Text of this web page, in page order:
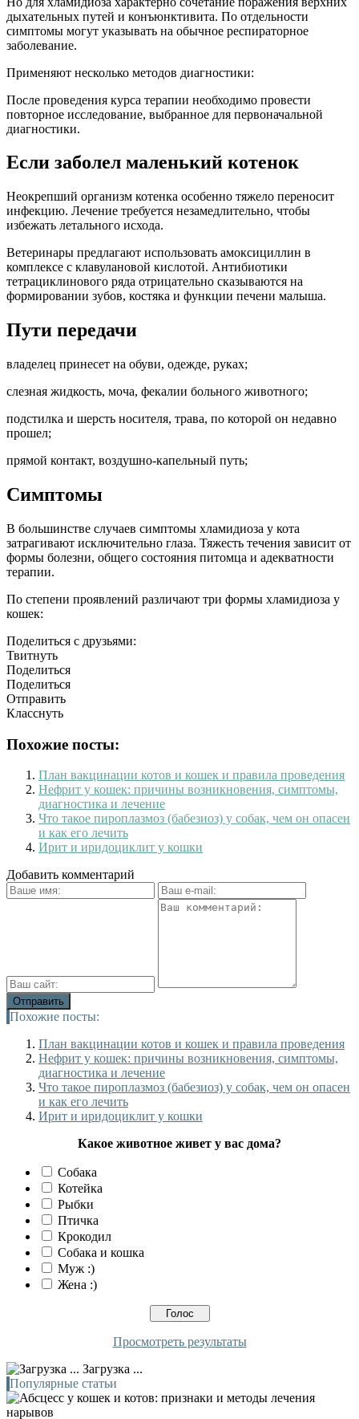
дыхательных путей и конъюнктивита. По отдельности
симптомы могут указывать на обычное респираторное
заболевание.
Применяют несколько методов диагностики:
После проведения курса терапии необходимо провести
повторное исследование, выбранное для первоначальной
диагностики.
Если заболел маленький котенок
Неокрепший организм котенка особенно тяжело переносит
инфекцию. Лечение требуется незамедлительно, чтобы
избежать летального исхода.
Ветеринары предлагают использовать амоксициллин в
комплексе с клавулановой кислотой. Антибиотики
тетрациклинового ряда отрицательно сказываются на
формировании зубов, костяка и функции печени малыша.
Пути передачи
владелец принесет на обуви, одежде, руках;
слезная жидкость, моча, фекалии больного животного;
подстилка и шерсть носителя, трава, по которой он недавно
прошел;
прямой контакт, воздушно-капельный путь;
Симптомы
В большинстве случаев симптомы хламидиоза у кота
затрагивают исключительно глаза. Тяжесть течения зависит от
формы болезни, общего состояния питомца и адекватности
терапии.
По степени проявлений различают три формы хламидиоза у
кошек:
Поделиться с друзьями:
Твитнуть
Поделиться
Поделиться
Отправить
Класснуть
Похожие посты:
План вакцинации котов и кошек и правила проведения
Нефрит у кошек: причины возникновения, симптомы,
диагностика и лечение
Что такое пироплазмоз (бабезиоз) у собак, чем он опасен
и как его лечить
Ирит и иридоциклит у кошки
Добавить комментарий
Похожие посты:
План вакцинации котов и кошек и правила проведения
Нефрит у кошек: причины возникновения, симптомы,
диагностика и лечение
Что такое пироплазмоз (бабезиоз) у собак, чем он опасен
и как его лечить
Ирит и иридоциклит у кошки
Какое животное живет у вас дома?
Собака
Котейка
Рыбки
Птичка
Крокодил
Собака и кошка
Муж :)
Жена :)
Просмотреть результаты
Загрузка ...
Популярные статьи